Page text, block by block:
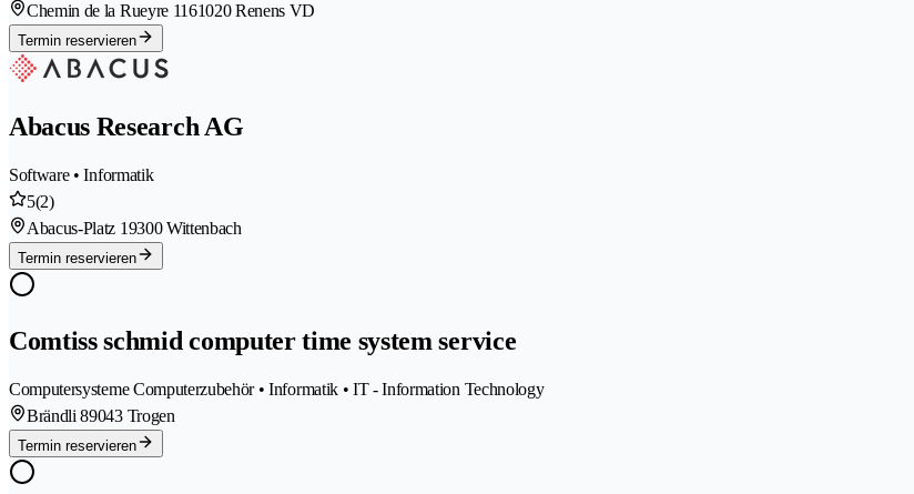
Chemin de la Rueyre 1161020 Renens VD
Termin reservieren
Abacus Research AG
Software • Informatik
5(2)
Abacus-Platz 19300 Wittenbach
Termin reservieren
Comtiss schmid computer time system service
Computersysteme Computerzubehör • Informatik • IT - Information Technology
Brändli 89043 Trogen
Termin reservieren